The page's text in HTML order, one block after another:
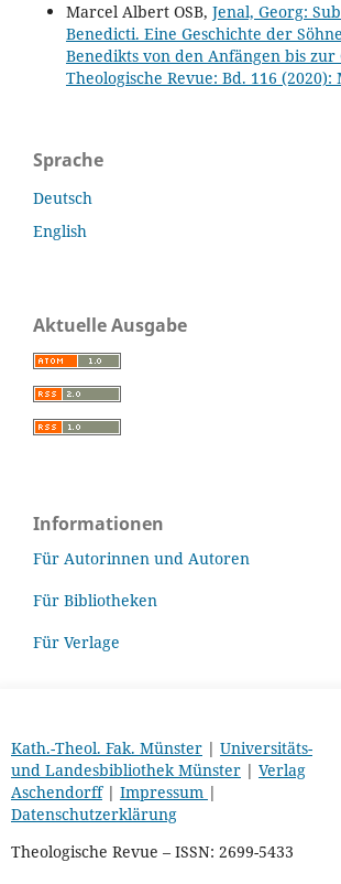
Marcel Albert OSB, Jenal, Georg:
Benedicti. Eine Geschichte der
Benedikts von den Anfängen bis zur
Theologische Revue: Bd. 116 (2020):
Sprache
Deutsch
English
Aktuelle Ausgabe
Informationen
Für Autorinnen und Autoren
Für Bibliotheken
Für Verlage
Kath.-Theol. Fak. Münster| Universitäts-
und Landesbibliothek Münster| Verlag
Aschendorff| Impressum |
Datenschutzerklärung
Theologische Revue – ISSN: 2699-5433